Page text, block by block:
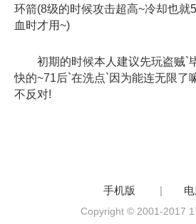
环箭(8级的时候攻击超高~冷却也就
血时才用~)
初期的时候本人建议先玩盗贼`
快的~71后`在洗点`因为能连无限了
不反对!
手机版 |
Copyright © 2001-2017